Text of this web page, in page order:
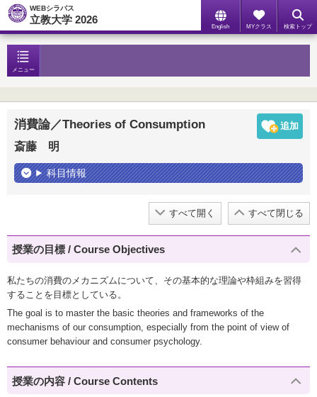
WEBシラバス
立教大学 2026
English MYクラス 検索トップ
メニュー
消費論／Theories of Consumption
斎藤 明
科目情報
すべて開く すべて閉じる
授業の目標 / Course Objectives
私たちの消費のメカニズムについて、その基本的な理論や枠組みを習得
することを目標としている。
The goal is to master the basic theories and frameworks of the
mechanisms of our consumption, especially from the point of view of
consumer behaviour and consumer psychology.
授業の内容 / Course Contents